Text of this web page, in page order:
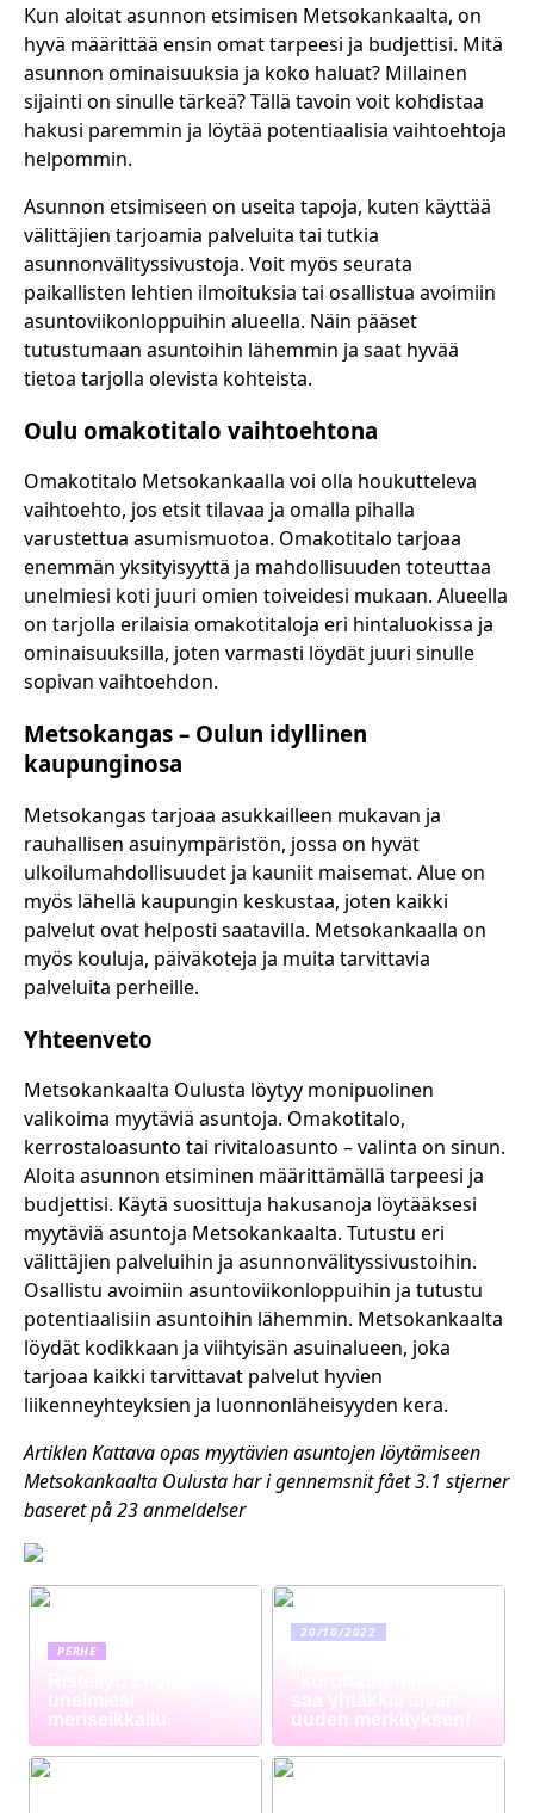
Kun aloitat asunnon etsimisen Metsokankaalta, on
hyvä määrittää ensin omat tarpeesi ja budjettisi. Mitä
asunnon ominaisuuksia ja koko haluat? Millainen
sijainti on sinulle tärkeä? Tällä tavoin voit kohdistaa
hakusi paremmin ja löytää potentiaalisia vaihtoehtoja
helpommin.
Asunnon etsimiseen on useita tapoja, kuten käyttää
välittäjien tarjoamia palveluita tai tutkia
asunnonvälityssivustoja. Voit myös seurata
paikallisten lehtien ilmoituksia tai osallistua avoimiin
asuntoviikonloppuihin alueella. Näin pääset
tutustumaan asuntoihin lähemmin ja saat hyvää
tietoa tarjolla olevista kohteista.
Oulu omakotitalo vaihtoehtona
Omakotitalo Metsokankaalla voi olla houkutteleva
vaihtoehto, jos etsit tilavaa ja omalla pihalla
varustettua asumismuotoa. Omakotitalo tarjoaa
enemmän yksityisyyttä ja mahdollisuuden toteuttaa
unelmiesi koti juuri omien toiveidesi mukaan. Alueella
on tarjolla erilaisia omakotitaloja eri hintaluokissa ja
ominaisuuksilla, joten varmasti löydät juuri sinulle
sopivan vaihtoehdon.
Metsokangas – Oulun idyllinen
kaupunginosa
Metsokangas tarjoaa asukkailleen mukavan ja
rauhallisen asuinympäristön, jossa on hyvät
ulkoilumahdollisuudet ja kauniit maisemat. Alue on
myös lähellä kaupungin keskustaa, joten kaikki
palvelut ovat helposti saatavilla. Metsokankaalla on
myös kouluja, päiväkoteja ja muita tarvittavia
palveluita perheille.
Yhteenveto
Metsokankaalta Oulusta löytyy monipuolinen
valikoima myytäviä asuntoja. Omakotitalo,
kerrostaloasunto tai rivitaloasunto – valinta on sinun.
Aloita asunnon etsiminen määrittämällä tarpeesi ja
budjettisi. Käytä suosittuja hakusanoja löytääksesi
myytäviä asuntoja Metsokankaalta. Tutustu eri
välittäjien palveluihin ja asunnonvälityssivustoihin.
Osallistu avoimiin asuntoviikonloppuihin ja tutustu
potentiaalisiin asuntoihin lähemmin. Metsokankaalta
löydät kodikkaan ja viihtyisän asuinalueen, joka
tarjoaa kaikki tarvittavat palvelut hyvien
liikenneyhteyksien ja luonnonläheisyyden kera.
Artiklen Kattava opas myytävien asuntojen löytämiseen
Metsokankaalta Oulusta har i gennemsnit fået3.1 stjerner
baseret på23anmeldelser
PERHE
unelmiesi
meriseikkailu
20/10/2022
saa yhtäkkiä aivan
uuden merkityksen!